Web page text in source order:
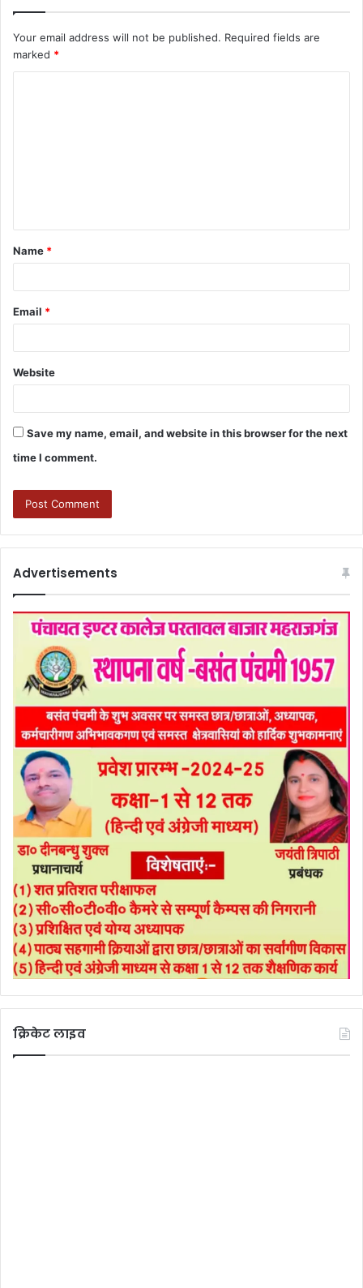
Your email address will not be published. Required fields are
marked *
Name *
Email *
Website
Save my name, email, and website in this browser for the next
time I comment.
Advertisements
क्रिकेट लाइव